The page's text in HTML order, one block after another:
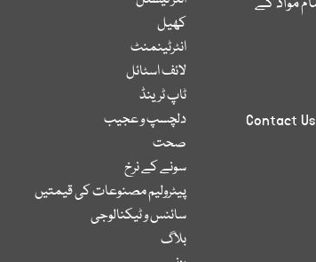
Contact Us
کھیل
انٹرٹینمنٹ
لائف اسٹائل
ٹاپ ٹرینڈ
دلچسپ و عجیب
صحت
سونے کے نرخ
پیٹرولیم مصنوعات کی قیمتیں
سائنس و ٹیکنالوجی
بلاگ